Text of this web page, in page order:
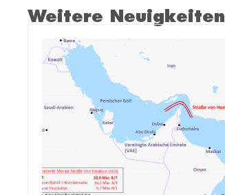
Weitere Neuigkeiten